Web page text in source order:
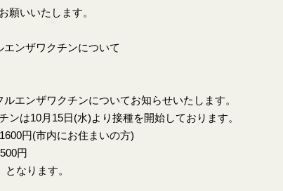
願いいたします。
ンザワクチンについて
エンザワクチンについてお知らせいたします。
ンは10月15日(水)より接種を開始しております。
円(市内にお住まいの方)
円
ります。